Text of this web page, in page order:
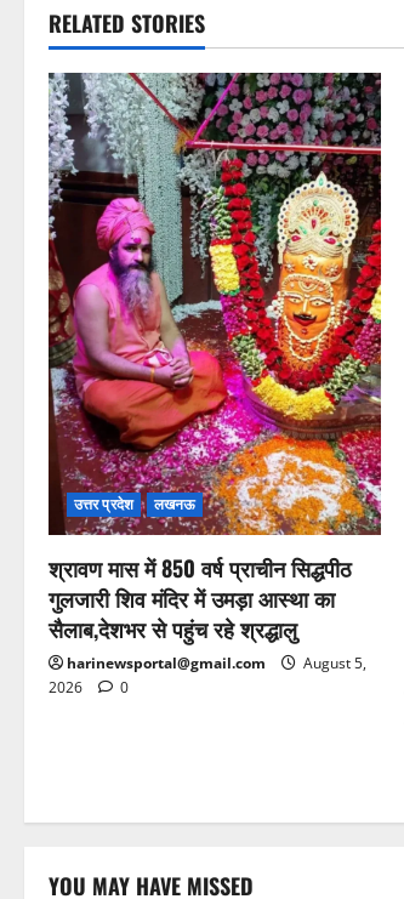
RELATED STORIES
उत्तर प्रदेश लखनऊ
श्रावण मास में 850 वर्ष प्राचीन सिद्धपीठ
गुलजारी शिव मंदिर में उमड़ा आस्था का
सैलाब,देशभर से पहुंच रहे श्रद्धालु
harinewsportal@gmail.com
August 5,
2026
0
YOU MAY HAVE MISSED